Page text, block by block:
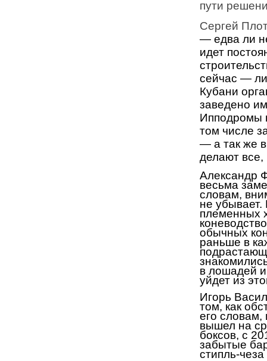
пути
Сергей
— едва ли
идет
сейчас —
Кубани
заведено
Ипподромы
том числе
— а так же
делают все,
Александр
весьма
словам,
не убывает.
племенных
обычных
раньше в
в лошадей
уйдет из
Игорь
том, как
его словам,
вышел на
боксов, с
забытые
стипль-